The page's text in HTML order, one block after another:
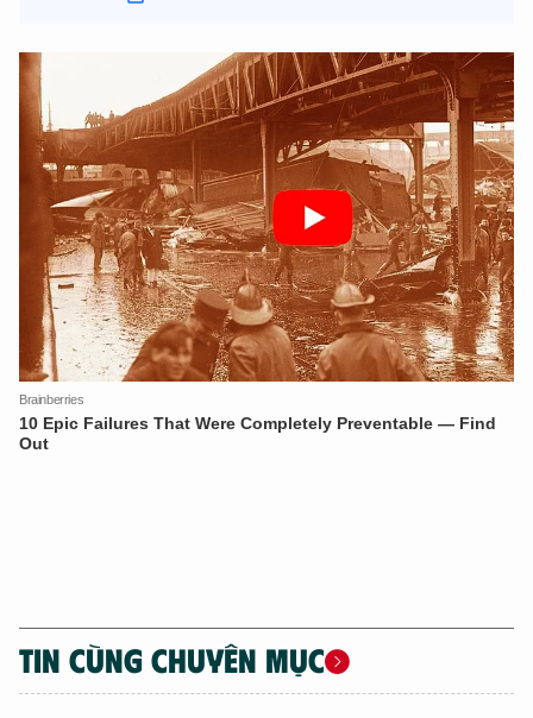
TIN CÙNG CHUYÊN MỤC
XIN CHÀO,
TÔI LÀ CHATBOT CỦA
Hãy hỏi tôi bất kỳ điều gì bạn cần biết về
An Ninh Thủ Đô nhé. Tôi sẵn sàng hỗ trợ!